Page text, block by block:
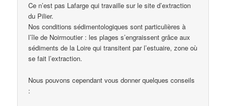
Ce n’est pas Lafarge qui travaille sur le site d’extraction
du Pilier.
Nos conditions sédimentologiques sont particulières à
l’île de Noirmoutier : les plages s’engraissent grâce aux
sédiments de la Loire qui transitent par l’estuaire, zone où
se fait l’extraction.
Nous pouvons cependant vous donner quelques conseils
: